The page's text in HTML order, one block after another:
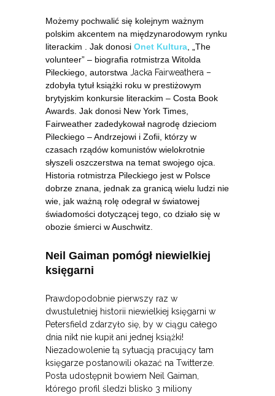
Możemy pochwalić się kolejnym ważnym
polskim akcentem na międzynarodowym rynku
literackim . Jak donosi Onet Kultura, „The
volunteer” – biografia rotmistrza Witolda
Pileckiego, autorstwa Jacka Fairweathera –
zdobyła tytuł książki roku w prestiżowym
brytyjskim konkursie literackim – Costa Book
Awards. Jak donosi New York Times,
Fairweather zadedykował nagrodę dzieciom
Pileckiego – Andrzejowi i Zofii, którzy w
czasach rządów komunistów wielokrotnie
słyszeli oszczerstwa na temat swojego ojca.
Historia rotmistrza Pileckiego jest w Polsce
dobrze znana, jednak za granicą wielu ludzi nie
wie, jak ważną rolę odegrał w światowej
świadomości dotyczącej tego, co działo się w
obozie śmierci w Auschwitz.
Neil Gaiman pomógł niewielkiej
księgarni
Prawdopodobnie pierwszy raz w
dwustuletniej historii niewielkiej księgarni w
Petersfield zdarzyło się, by w ciągu całego
dnia nikt nie kupił ani jednej książki!
Niezadowolenie tą sytuacją pracujący tam
księgarze postanowili okazać na Twitterze.
Posta udostępnił bowiem Neil Gaiman,
którego profil śledzi blisko 3 miliony